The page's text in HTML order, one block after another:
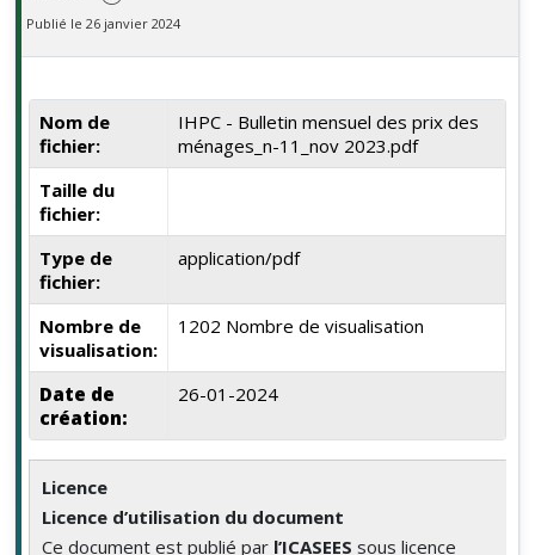
Publié le 26 janvier 2024
Nom de
fichier:
IHPC - Bulletin mensuel des prix des
ménages_n-11_nov 2023.pdf
Taille du
fichier:
Type de
fichier:
application/pdf
Nombre de
visualisation:
1202 Nombre de visualisation
Date de
création:
26-01-2024
Licence
Licence d’utilisation du document
Ce document est publié par l’ICASEES sous licence